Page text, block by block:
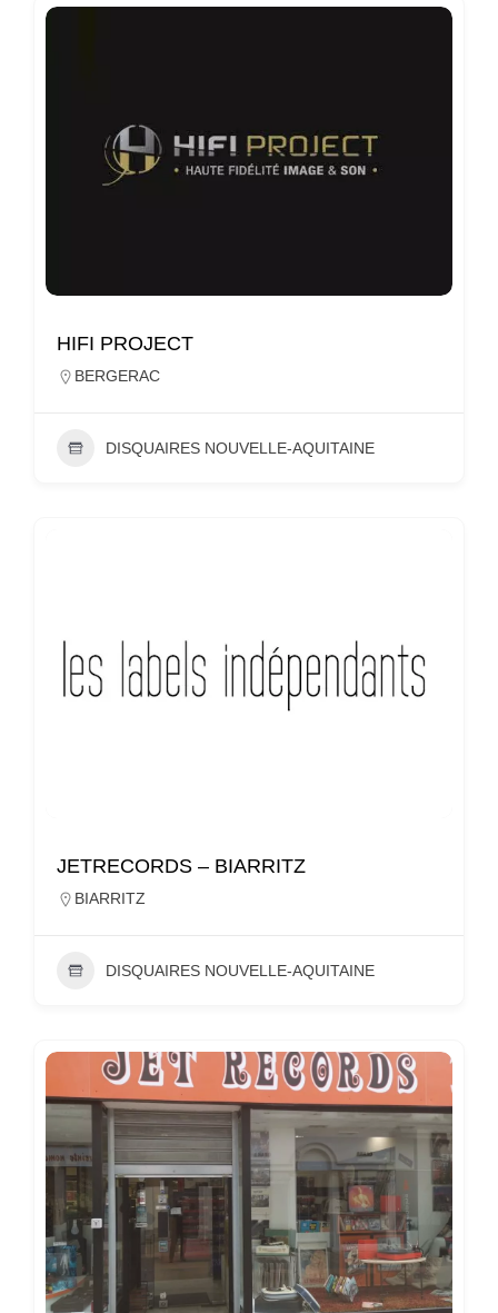
HIFI PROJECT
BERGERAC
DISQUAIRES NOUVELLE-AQUITAINE
JETRECORDS – BIARRITZ
BIARRITZ
DISQUAIRES NOUVELLE-AQUITAINE